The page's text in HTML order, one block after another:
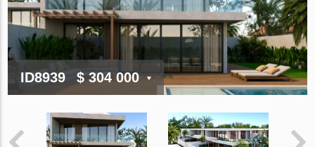
ID8939 $ 304 000